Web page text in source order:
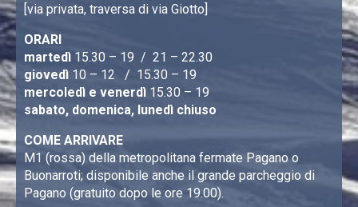
[via privata, traversa di via Giotto]
ORARI
martedì 15.30 – 19 / 21 – 22.30
giovedì 10 – 12 / 15.30 – 19
mercoledì e venerdì 15.30 – 19
sabato, domenica, lunedì chiuso
COME ARRIVARE
M1 (rossa) della metropolitana fermate Pagano o
Buonarroti; disponibile anche il grande parcheggio di
Pagano (gratuito dopo le ore 19.00).